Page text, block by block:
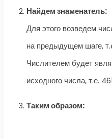
Найдем знаменатель:
Для этого возведем
на предыдущем шаге,
Числителем будет
исходного числа, т.е.
Таким образом: